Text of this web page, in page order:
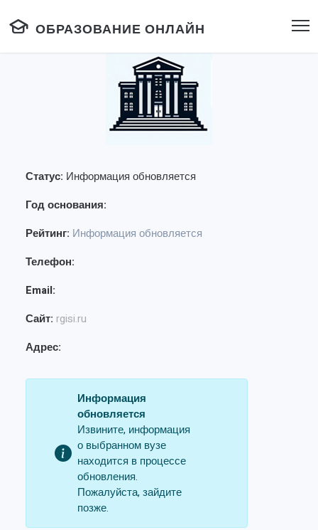
ОБРАЗОВАНИЕ ОНЛАЙН
Статус: Информация обновляется
Год основания:
Рейтинг: Информация обновляется
Телефон:
Email:
Сайт: rgisi.ru
Адрес:
Информация
обновляется
Извините, информация
о выбранном вузе
находится в процессе
обновления.
Пожалуйста, зайдите
позже.